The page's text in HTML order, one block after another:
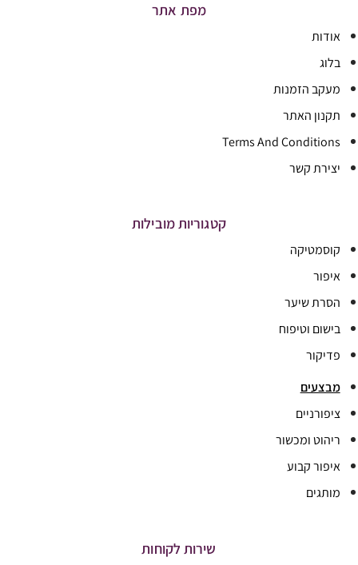
מפת אתר
אודות
בלוג
מעקב הזמנות
תקנון האתר
Terms And Conditions
יצירת קשר
קטגוריות מובילות
קוסמטיקה
איפור
הסרת שיער
בישום וטיפוח
פדיקור
מבצעים
ציפורניים
ריהוט ומכשור
איפור קבוע
מותגים
שירות לקוחות